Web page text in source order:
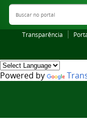
Buscar no portal
Transparência
Powered by